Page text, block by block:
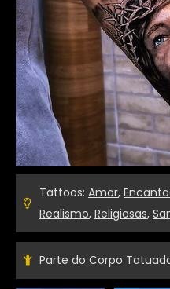
Tattoos: Amor,
Realismo, Religiosas,
Parte do Corpo